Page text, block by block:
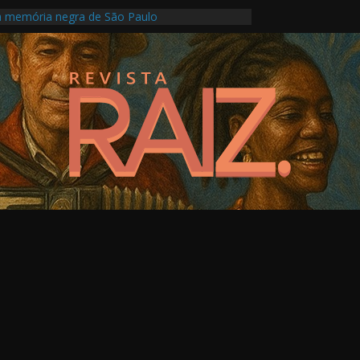
memória negra de São Paulo
Indígenas com programação intensa no
Florence transforma Campinas em palco de
memória e crise climática
religiosidades múltiplas em evento online no
propõe novo olhar sobre artistas que
visual